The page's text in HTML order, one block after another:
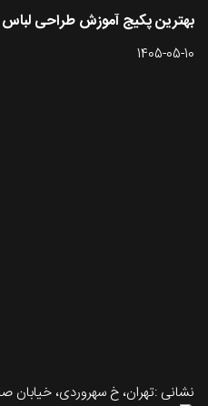
بهترین پکیج آموزش طراحی لباس
1405-05-10
نشانی :تهران، خ سهروردی، خیابان